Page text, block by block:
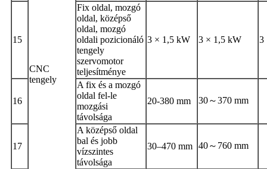
CNC
tengely
15
Fix oldal, mozgó
oldal, középső
oldal, mozgó
oldali pozicionáló
tengely
szervomotor
teljesítménye
3 × 1,5 kW 3 × 1,5 kW 3
16
A fix és a mozgó
oldal fel-le
mozgási
távolsága
20-380 mm 30～370 mm
17
A középső oldal
bal és jobb
vízszintes
távolsága
30–470 mm 40～760 mm